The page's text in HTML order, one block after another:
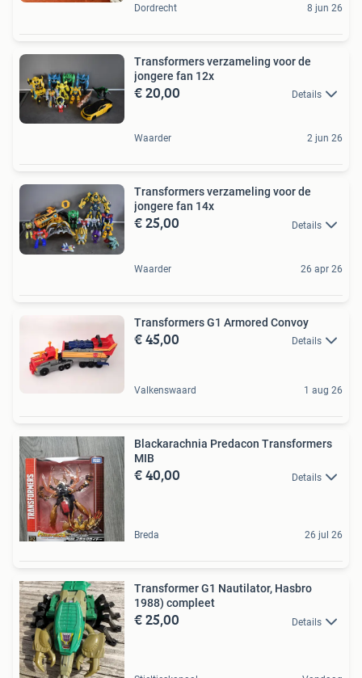
Dordrecht 8 jun 26
Transformers verzameling voor de
jongere fan 12x
€ 20,00 Details
Waarder 2 jun 26
Transformers verzameling voor de
jongere fan 14x
€ 25,00 Details
Waarder 26 apr 26
Transformers G1 Armored Convoy
€ 45,00 Details
Valkenswaard 1 aug 26
Blackarachnia Predacon Transformers
MIB
€ 40,00 Details
Breda 26 jul 26
Transformer G1 Nautilator, Hasbro
1988) compleet
€ 25,00 Details